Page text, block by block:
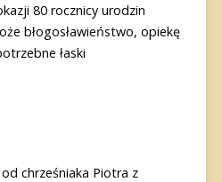
80 rocznicy urodzin
błogosławieństwo, opiekę
łaski
chrześniaka Piotra z